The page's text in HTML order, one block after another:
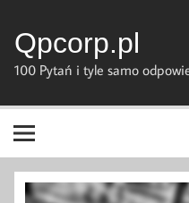
content
Qpcorp.pl
100 Pytań i tyle samo